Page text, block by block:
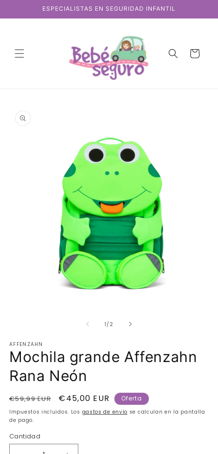
directamente
al contenido
ESPECIALISTAS EN SEGURIDAD INFANTIL
Carrito
a la
información
una
ventana
modal
1 /de2
AFFENZAHN
Mochila grande Affenzahn
Rana Neón
Precio
habitual
€59,99 EUR
Precio
de
€45,00 EUR Oferta
Impuestos incluidos. Los gastos de envío se calculan en la pantalla
de pago.
Cantidad
Cantidad